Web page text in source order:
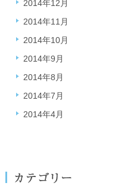
2014年12月
2014年11月
2014年10月
2014年9月
2014年8月
2014年7月
2014年4月